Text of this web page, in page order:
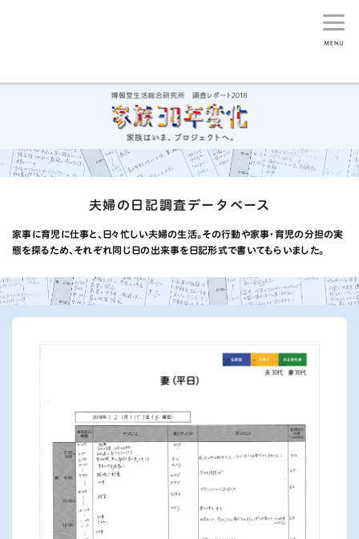
夫婦の日記調査データベース
家事に育児に仕事と、日々忙しい夫婦の生活。その行動や家事・育児の分担の実
態を探るため、それぞれ同じ日の出来事を日記形式で書いてもらいました。